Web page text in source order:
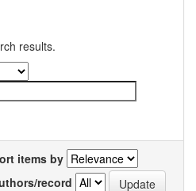
results.
items by
record